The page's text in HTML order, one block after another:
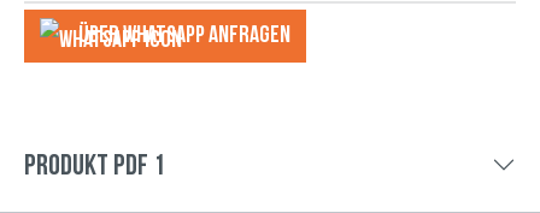
Über WhatsApp anfragеn
Produkt PDF 1